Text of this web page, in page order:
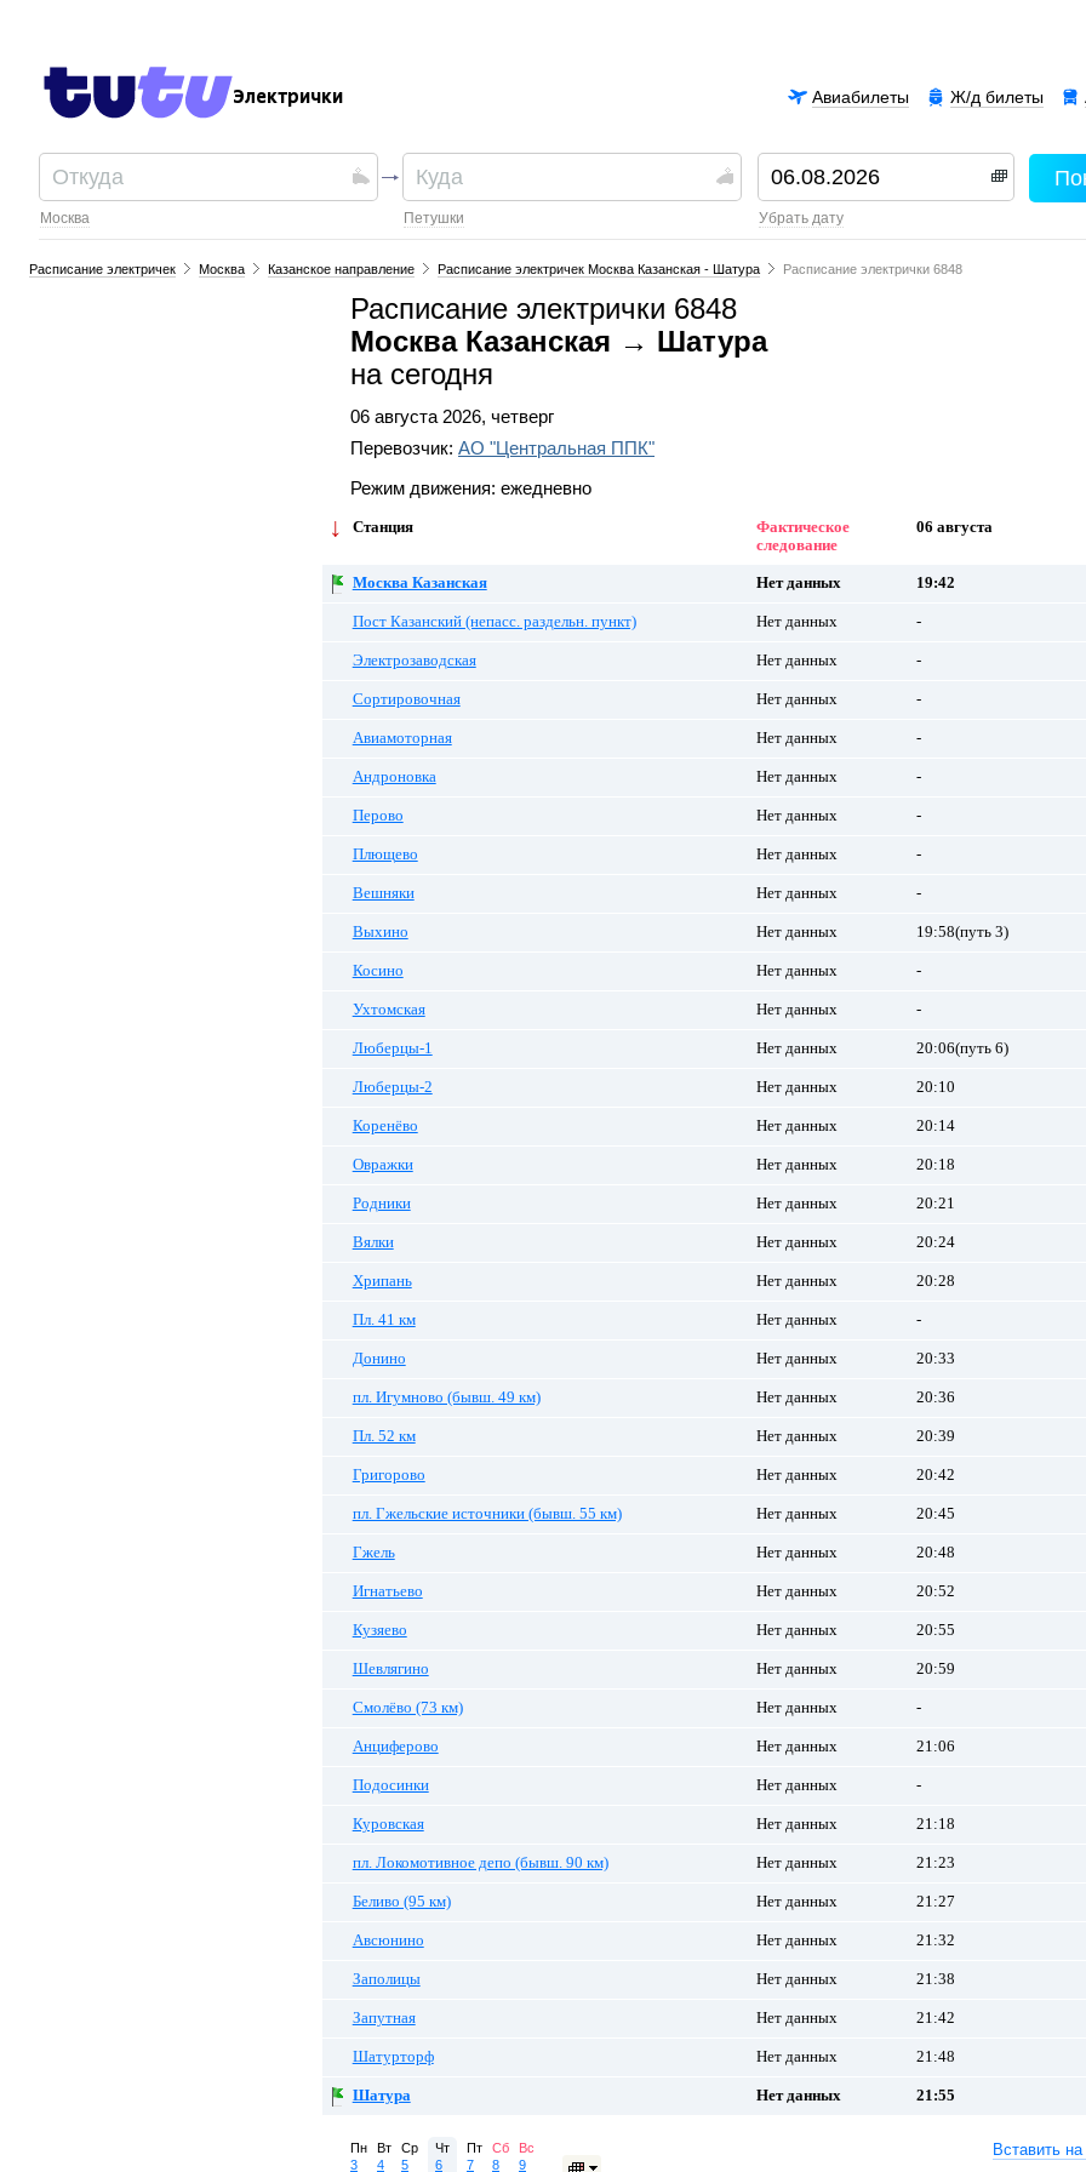
Электрички Ж/д билеты
Авиабилеты
Москва Петушки убрать дату
Расписание электричек Москва Казанское направление Расписание электричек Москва Казанская - Шатура Расписание электрички 6848
Расписание электрички 6848
Москва Казанская → Шатура
на сегодня
06 августа 2026, четверг
Перевозчик: АО "Центральная ППК"
Режим движения: ежедневно
Станция
Фактическое
следование
06 августа
Москва Казанская Нет данных 19:42
Пост Казанский (непасс. раздельн. пункт) Нет данных -
Электрозаводская Нет данных -
Сортировочная Нет данных -
Авиамоторная Нет данных -
Андроновка Нет данных -
Перово Нет данных -
Плющево Нет данных -
Вешняки Нет данных -
Выхино Нет данных 19:58(путь 3)
Косино Нет данных -
Ухтомская Нет данных -
Люберцы-1 Нет данных 20:06(путь 6)
Люберцы-2 Нет данных 20:10
Коренёво Нет данных 20:14
Овражки Нет данных 20:18
Родники Нет данных 20:21
Вялки Нет данных 20:24
Хрипань Нет данных 20:28
Пл. 41 км Нет данных -
Донино Нет данных 20:33
пл. Игумново (бывш. 49 км) Нет данных 20:36
Пл. 52 км Нет данных 20:39
Григорово Нет данных 20:42
пл. Гжельские источники (бывш. 55 км) Нет данных 20:45
Гжель Нет данных 20:48
Игнатьево Нет данных 20:52
Кузяево Нет данных 20:55
Шевлягино Нет данных 20:59
Смолёво (73 км) Нет данных -
Анциферово Нет данных 21:06
Подосинки Нет данных -
Куровская Нет данных 21:18
пл. Локомотивное депо (бывш. 90 км) Нет данных 21:23
Беливо (95 км) Нет данных 21:27
Авсюнино Нет данных 21:32
Заполицы Нет данных 21:38
Запутная Нет данных 21:42
Шатурторф Нет данных 21:48
Шатура Нет данных 21:55
Пн
3
Вт
4
Ср
5
Чт
6
Пт
7
Сб
8
Вс
9
Вставить